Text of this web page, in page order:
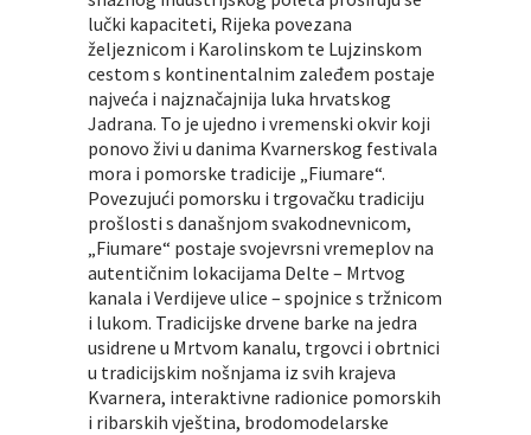
lučki kapaciteti, Rijeka povezana
željeznicom i Karolinskom te Lujzinskom
cestom s kontinentalnim zaleđem postaje
najveća i najznačajnija luka hrvatskog
Jadrana. To je ujedno i vremenski okvir koji
ponovo živi u danima Kvarnerskog festivala
mora i pomorske tradicije „Fiumare“.
Povezujući pomorsku i trgovačku tradiciju
prošlosti s današnjom svakodnevnicom,
„Fiumare“ postaje svojevrsni vremeplov na
autentičnim lokacijama Delte – Mrtvog
kanala i Verdijeve ulice – spojnice s tržnicom
i lukom. Tradicijske drvene barke na jedra
usidrene u Mrtvom kanalu, trgovci i obrtnici
u tradicijskim nošnjama iz svih krajeva
Kvarnera, interaktivne radionice pomorskih
i ribarskih vještina, brodomodelarske